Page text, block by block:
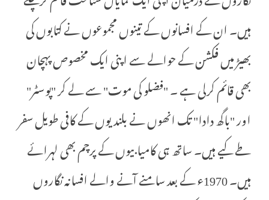
ہیں۔ ان کے افسانوں کے تینوں مجموعوں نے کتابوں کی
بھیڑ میں فکشن کے حوالے سے اپنی ایک مخصوص پہچان
بھی قائم کرلی ہے ۔ "فضلو کی موت" سے لے کر "پوسٹر"
اور "باگھ دادا" تک انھوں نے بلندیوں کے کافی طویل سفر
طے کیے ہیں۔ ساتھ ہی کامیابیوں کے پرچم بھی لہرائے
ہیں۔ 1970ء کے بعد سامنے آنے والے افسانہ نگاروں